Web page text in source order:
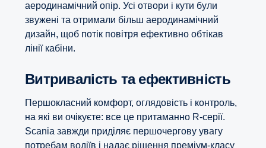
аеродинамічний опір. Усі отвори і кути були
звужені та отримали більш аеродинамічний
дизайн, щоб потік повітря ефективно обтікав
лінії кабіни.
Витривалість та ефективність
Першокласний комфорт, оглядовість і контроль,
на які ви очікуєте: все це притаманно R-серії.
Scania завжди приділяє першочергову увагу
потребам водіїв і надає рішення преміум-класу